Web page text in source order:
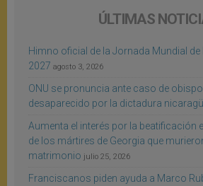
ÚLTIMAS
Himno oficial de la Jornada Mundial de
2027 agosto 3, 2026
ONU se pronuncia ante caso de
desaparecido por la dictadura
Aumenta el interés por la beatificación
de los mártires de Georgia que
matrimonio julio 25, 2026
Franciscanos piden ayuda a Marco